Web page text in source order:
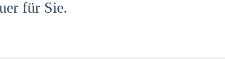
für Sie.